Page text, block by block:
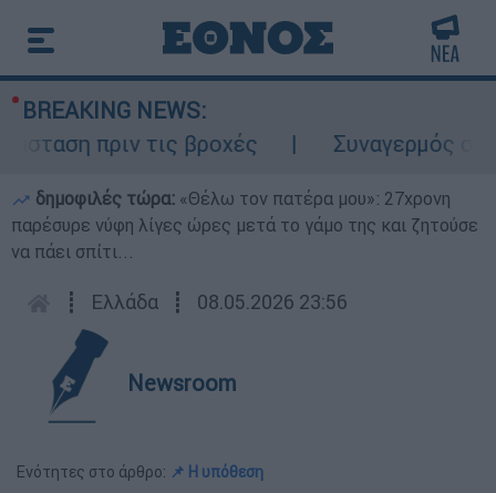
BREAKING NEWS:
πριν τις βροχές
Συναγερμός στον
δημοφιλές τώρα: «Θέλω τον πατέρα μου»: 27χρονη
παρέσυρε νύφη λίγες ώρες μετά το γάμο της και ζητούσε
να πάει σπίτι...
┋ Ελλάδα ┋ 08.05.2026 23:56
Newsroom
Ενότητες στο άρθρο: 📌 Η υπόθεση